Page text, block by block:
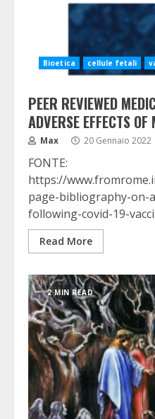
Bioetica cellule fetali
PEER REVIEWED
ADVERSE EFFECTS
Max 20 Gennaio 2022
FONTE:
https://
page-bibliography-on-
following-covid-19-
Read More
2 MIN READ